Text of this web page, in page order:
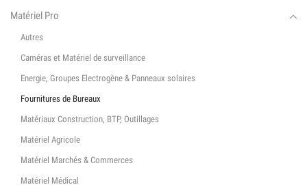
Matériel Pro
Autres
Caméras et Matériel de surveillance
Energie, Groupes Electrogène & Panneaux solaires
Fournitures de Bureaux
Matériaux Construction, BTP, Outillages
Matériel Agricole
Matériel Marchés & Commerces
Matériel Médical